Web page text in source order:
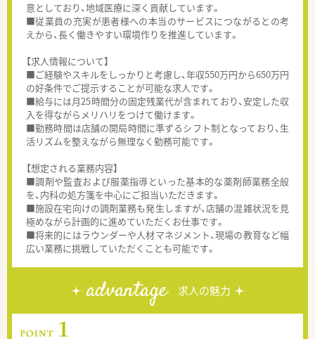
意としており、地域医療に深く貢献しています。
■従業員の充実が患者様への本当のサービスにつながるとの考
えから、長く働きやすい環境作りを推進しています。
【求人情報について】
■ご経験やスキルをしっかりと考慮し、年収550万円から650万円
の好条件でご提示することが可能な求人です。
■給与には月25時間分の固定残業代が含まれており、安定した収
入を得ながらメリハリをつけて働けます。
■勤務時間は店舗の開局時間に準ずるシフト制となっており、生
活リズムを整えながら無理なく勤務可能です。
【想定される業務内容】
■調剤や監査および服薬指導といった基本的な薬剤師業務全般
を、内科の処方箋を中心にご担当いただきます。
■施設在宅向けの調剤業務も発生しますが、店舗の混雑状況を見
極めながら計画的に進めていただくお仕事です。
■将来的にはラウンダーや人材マネジメント、現場の教育など幅
広い業務に挑戦していただくことも可能です。
advantage 求人の魅力